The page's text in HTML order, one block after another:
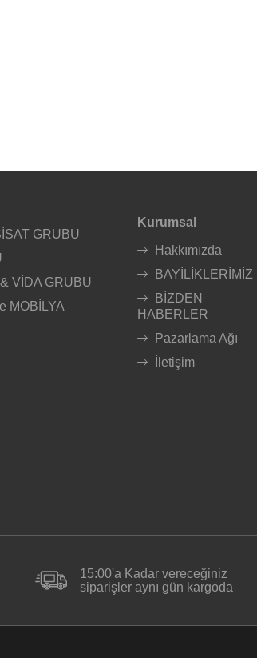
GRUBU
VİDA GRUBU
MOBİLYA
Kurumsal
Hakkımızda
BAYİLİKLERİMİZ
BİZDEN
HABERLER
Pazarlama Ağı
İletişim
15:00'a Kadar vereceğiniz
siparişler aynı gün kargoda